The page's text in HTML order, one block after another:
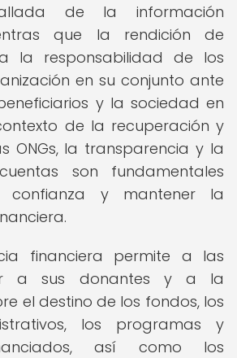
de la información
que la rendición de
la responsabilidad de los
en su conjunto ante
y la sociedad en
de la recuperación y
ONGs, la transparencia y la
son fundamentales
confianza y mantener la
financiera permite a las
a sus donantes y a la
el destino de los fondos, los
los programas y
así como los